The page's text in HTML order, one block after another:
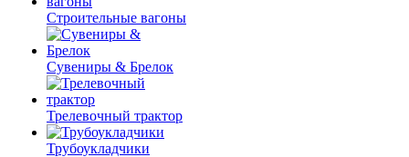
Строительные вагоны
Сувениры & Брелок
Трелевочный трактор
Трубоукладчики